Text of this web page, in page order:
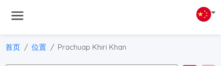
首页 位置 Prachuap Khiri Khan